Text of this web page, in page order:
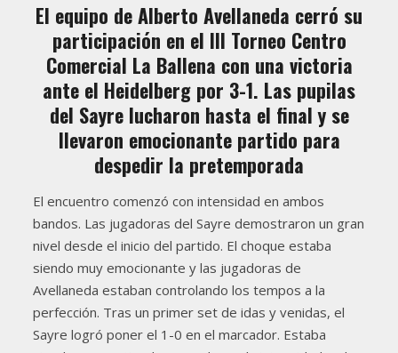
El equipo de Alberto Avellaneda cerró su
participación en el III Torneo Centro
Comercial La Ballena con una victoria
ante el Heidelberg por 3-1. Las pupilas
del Sayre lucharon hasta el final y se
llevaron emocionante partido para
despedir la pretemporada
El encuentro comenzó con intensidad en ambos
bandos. Las jugadoras del Sayre demostraron un gran
nivel desde el inicio del partido. El choque estaba
siendo muy emocionante y las jugadoras de
Avellaneda estaban controlando los tempos a la
perfección. Tras un primer set de idas y venidas, el
Sayre logró poner el 1-0 en el marcador. Estaba